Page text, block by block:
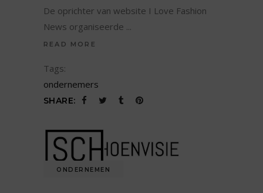
De oprichter van website I Love Fashion
News organiseerde
READ MORE
Tags:
ondernemers
SHARE:
ONDERNEMEN